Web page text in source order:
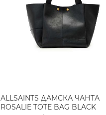
ALLSAINTS ДАМСКА ЧАНТА
ROSALIE TOTE BAG BLACK